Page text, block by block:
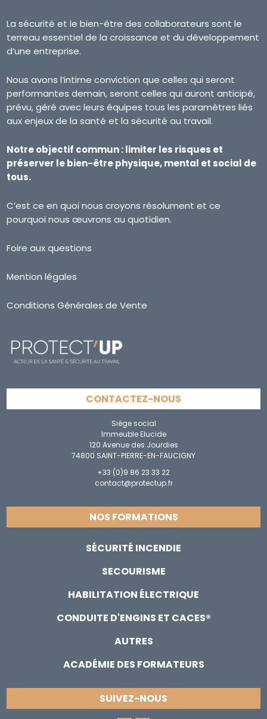
La sécurité et le bien-être des collaborateurs sont le
terreau essentiel de la croissance et du développement
d’une entreprise.
Nous avons l’intime conviction que celles qui seront
performantes demain, seront celles qui auront anticipé,
prévu, géré avec leurs équipes tous les paramètres liés
aux enjeux de la santé et la sécurité au travail.
Notre objectif commun : limiter les risques et
préserver le bien-être physique, mental et social de
tous.
C’est ce en quoi nous croyons résolument et ce
pourquoi nous œuvrons au quotidien.
Foire aux questions
Mention légales
Conditions Générales de Vente
CONTACTEZ-NOUS
Siège social
Immeuble Elucide
120 Avenue des Jourdies
74800 SAINT-PIERRE-EN-FAUCIGNY
+33 (0)9 86 23 33 22
contact@protectup.fr
NOS FORMATIONS
SÉCURITÉ INCENDIE
SECOURISME
HABILITATION ÉLECTRIQUE
CONDUITE D'ENGINS ET CACES®
AUTRES
ACADÉMIE DES FORMATEURS
SUIVEZ-NOUS